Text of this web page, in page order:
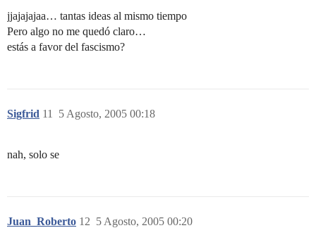
jjajajajaa… tantas ideas al mismo tiempo
Pero algo no me quedó claro…
estás a favor del fascismo?
Sigfrid 5 Agosto, 2005 00:18
11
nah, solo se
Juan_Roberto 5 Agosto, 2005 00:20
12